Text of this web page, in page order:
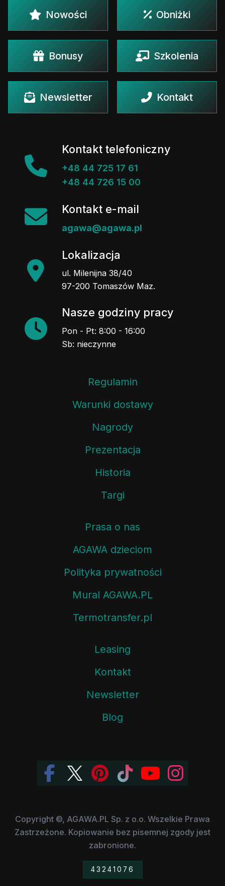
Nowości Obniżki
Bonusy Szkolenia
Newsletter Kontakt
Kontakt telefoniczny
+48 44 725 17 61
+48 44 726 15 00
Kontakt e-mail
agawa@agawa.pl
Lokalizacja
ul. Milenijna 38/40
97-200 Tomaszów Maz.
Nasze godziny pracy
Pon - Pt: 8:00 - 16:00
Sb: nieczynne
Regulamin
Warunki dostawy
Nagrody
Prezentacja
Historia
Targi
Prasa o nas
AGAWA dzieciom
Polityka prywatności
Mural AGAWA.PL
Termotransfer.pl
Leasing
Kontakt
Newsletter
Blog
Copyright ©, AGAWA.PL Sp. z o.o. Wszelkie Prawa
Zastrzeżone. Kopiowanie bez pisemnej zgody jest
zabronione.
43241076